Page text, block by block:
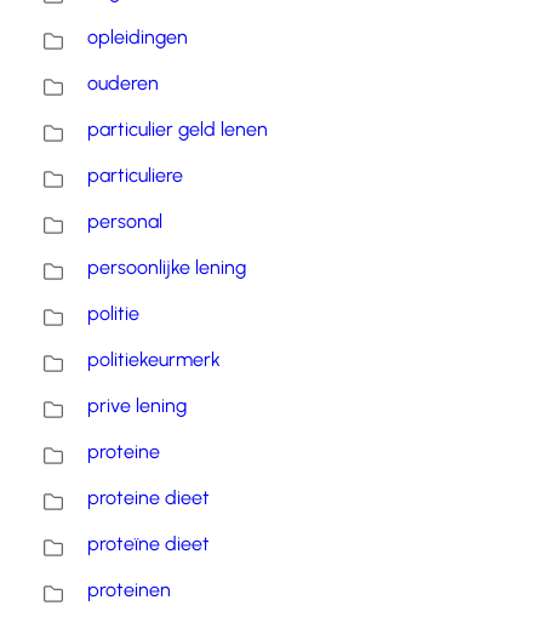
opleidingen
ouderen
particulier geld lenen
particuliere
personal
persoonlijke lening
politie
politiekeurmerk
prive lening
proteine
proteine dieet
proteïne dieet
proteinen